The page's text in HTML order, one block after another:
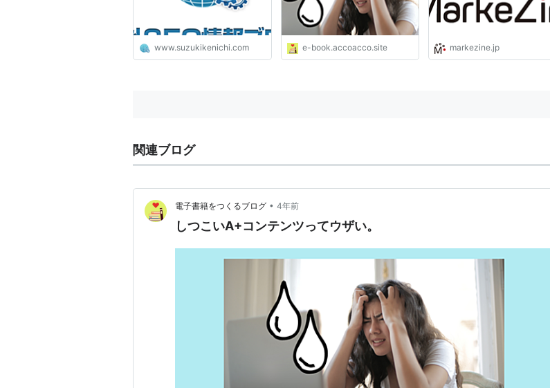
www.suzukikenichi.com e-book.accoacco.site markezine.jp
関連ブログ
電子書籍をつくるブログ • 4年前
しつこいA+コンテンツってウザい。